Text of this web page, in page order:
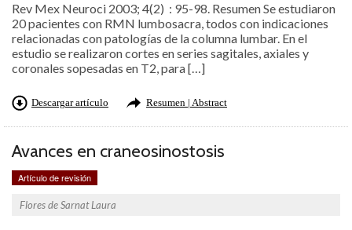
Rev Mex Neuroci 2003; 4(2) : 95-98. Resumen Se estudiaron
20 pacientes con RMN lumbosacra, todos con indicaciones
relacionadas con patologías de la columna lumbar. En el
estudio se realizaron cortes en series sagitales, axiales y
coronales sopesadas en T2, para […]
Descargar artículo Resumen | Abstract
Avances en craneosinostosis
Artículo de revisión
Flores de Sarnat Laura